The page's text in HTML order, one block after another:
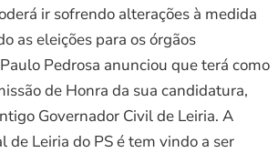
ir sofrendo alterações à medida
as eleições para os órgãos
Pedrosa anunciou que terá como
de Honra da sua candidatura,
Governador Civil de Leiria. A
de Leiria do PS é tem vindo a ser